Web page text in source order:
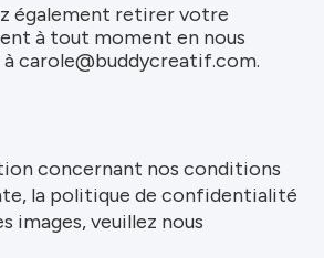
également retirer votre
à tout moment en nous
carole@buddycreatif.com.
concernant nos conditions
la politique de confidentialité
images, veuillez nous